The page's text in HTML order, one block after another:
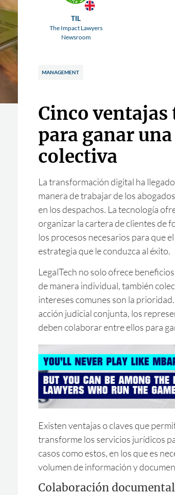
TIL
The Impact Lawyers
Newsroom
MANAGEMENT
Cinco
para ganar
colectiva
La transformación digital ha
manera de trabajar de los
en los despachos. La tecnología
organizar la cartera de clientes de
los procesos necesarios para que
estrategia que le conduzca al éxito.
LegalTech no solo ofrece
de manera individual, también
intereses comunes son la
acción judicial conjunta, los
deben colaborar entre ellos para
Existen ventajas o claves que
transforme los servicios jurídicos
casos como estos, en los que es
volumen de información y
Colaboración documental